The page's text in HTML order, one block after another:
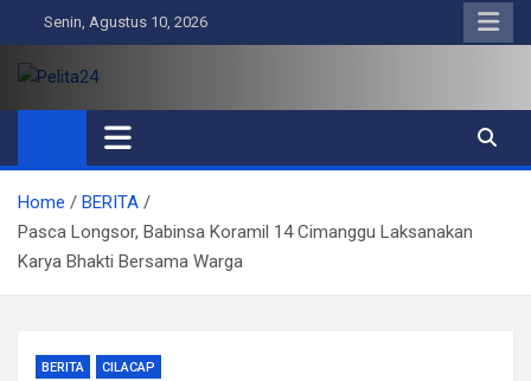
to
content
Senin, Agustus 10, 2026
Pelita24
Aktual, Mendalam dan Terpercaya
Home
BERITA
Pasca Longsor, Babinsa Koramil 14 Cimanggu Laksanakan
Karya Bhakti Bersama Warga
BERITA CILACAP